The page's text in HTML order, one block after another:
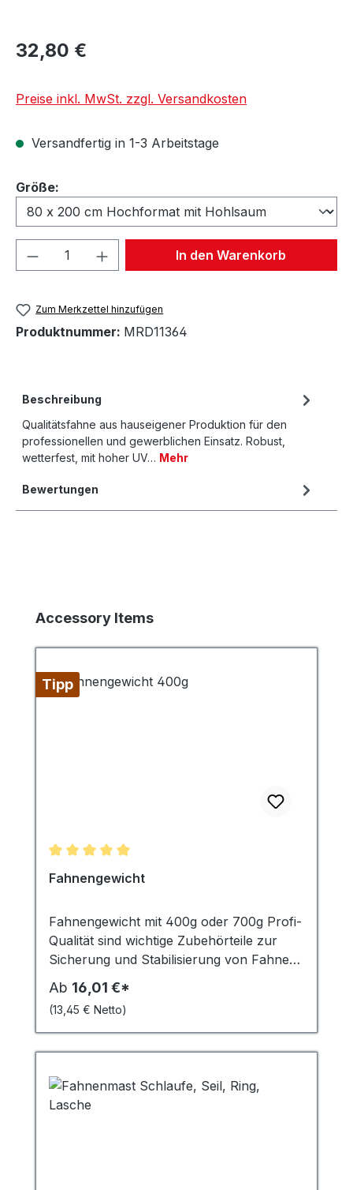
32,80 €
Preise inkl. MwSt. zzgl. Versandkosten
Versandfertig in 1-3 Arbeitstage
Größe:
Produkt Anzahl: Gib denIn den Warenkorb
Zum Merkzettel hinzufügen
Produktnummer: MRD11364
Beschreibung
Qualitätsfahne aus hauseigener Produktion für den
professionellen und gewerblichen Einsatz. Robust,
wetterfest, mit hoher UV… Mehr
Bewertungen
Produktgalerie überspringen
Accessory Items
Tipp
Durchschnittliche Bewertung von 5 von 5 Sternen
Fahnengewicht
Fahnengewicht mit 400g oder 700g Profi-
Qualität sind wichtige Zubehörteile zur
Sicherung und Stabilisierung von Fahnen
und Bannern. Sie fungieren als
Kletterstoppgewicht, das heisst, sie
verhindern, dass die Fahne oder das
Banner sich um den Fahnenmast wickelt.
In stürmischen Windverhältnissen spielen
sie eine entscheidende Rolle, indem sie das
Flattern der Fahne minimieren und
verhindern, dass diese zerrissen wird oder
Ab 16,01 €*
(13,45 € Netto)